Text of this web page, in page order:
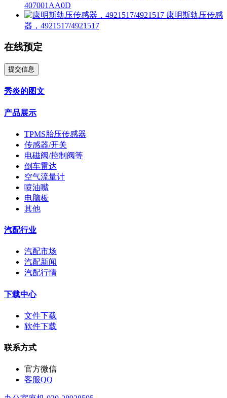
407001AA0D
康明斯轨压传感
器，4921517/4921517
在线预定
提交信息
秀炎的图文
产品展示
TPMS胎压传感器
传感器/开关
电磁阀/控制阀等
倒车雷达
空气流量计
喷油嘴
电脑板
其他
汽配行业
汽配市场
汽配新闻
汽配行情
下载中心
文件下载
软件下载
联系方式
官方微信
客服QQ